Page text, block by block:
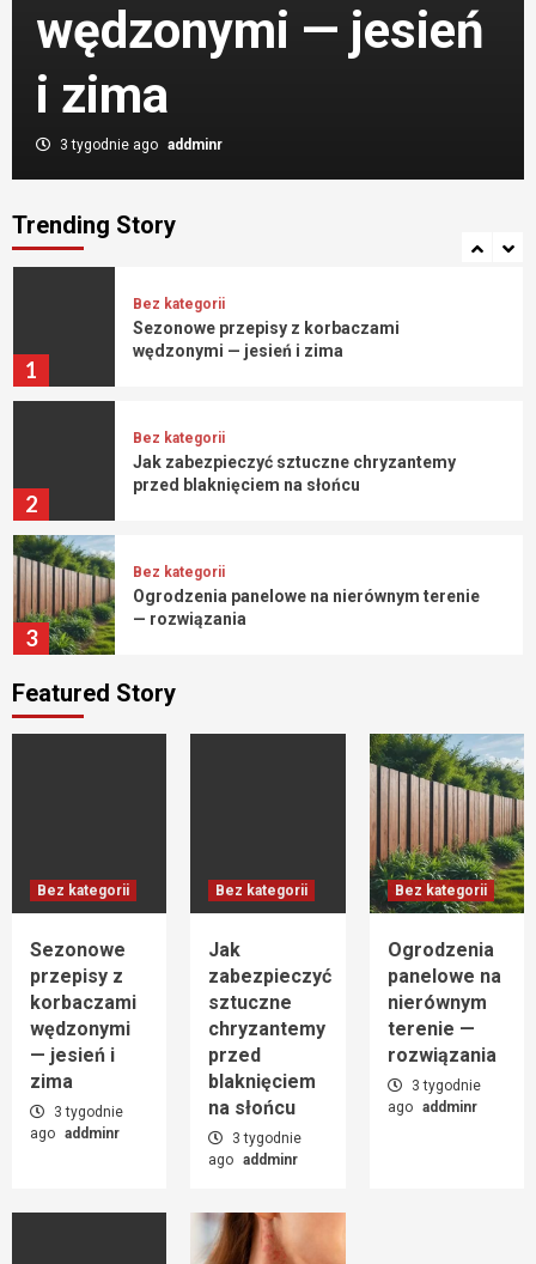
wędzonymi — jesień
i zima
3 tygodnie ago addminr
Trending Story
Bez kategorii
Przeglądy techniczne i konserwacja domu
szkieletowego — harmonogram
7
ośrodkach leczenia uzależnień
1
Bez kategorii
Sezonowe przepisy z korbaczami
wędzonymi — jesień i zima
2
Bez kategorii
Jak zabezpieczyć sztuczne chryzantemy
przed blaknięciem na słońcu
3
Bez kategorii
Ogrodzenia panelowe na nierównym terenie
— rozwiązania
Bez kategorii
Pergole z panelami solarnymi —
ekologiczne zadaszenie tarasu
5
Jak leczyć łojotokowe zapalenie skóry?
6
Bez kategorii
Przeglądy techniczne i konserwacja domu
szkieletowego — harmonogram
Bez kategorii
Rola wolontariatu i byłych pacjentów w
ośrodkach leczenia uzależnień
Bez kategorii
Featured Story
Bez kategorii
Sezonowe
przepisy z
korbaczami
wędzonymi
— jesień i
zima
3 tygodnie
ago addminr
Bez kategorii
Jak
zabezpieczyć
sztuczne
chryzantemy
przed
blaknięciem
na słońcu
3 tygodnie
ago addminr
Bez kategorii
Ogrodzenia
panelowe na
nierównym
terenie —
rozwiązania
3 tygodnie
ago addminr